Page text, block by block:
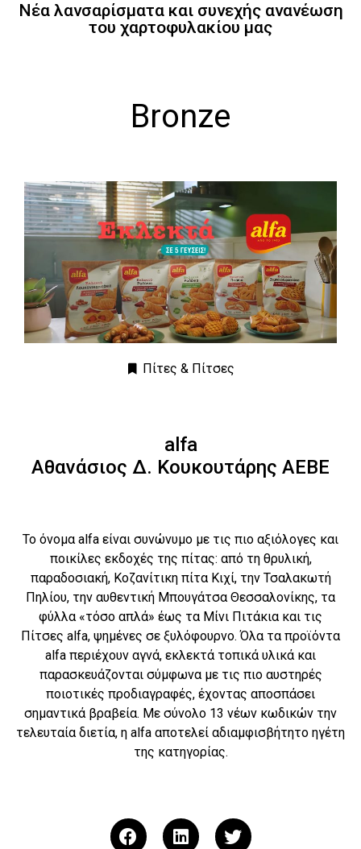
Νέα λανσαρίσματα και συνεχής ανανέωση
του χαρτοφυλακίου μας
Bronze
Πίτες & Πίτσες
alfa
Αθανάσιος Δ. Κουκουτάρης ΑΕΒΕ
To όνομα alfa είναι συνώνυμο με τις πιο αξιόλογες και
ποικίλες εκδοχές της πίτας: από τη θρυλική,
παραδοσιακή, Κοζανίτικη πίτα Κιχί, την Τσαλακωτή
Πηλίου, την αυθεντική Μπουγάτσα Θεσσαλονίκης, τα
φύλλα «τόσο απλά» έως τα Μίνι Πιτάκια και τις
Πίτσες alfa, ψημένες σε ξυλόφουρνο. Όλα τα προϊόντα
alfa περιέχουν αγνά, εκλεκτά τοπικά υλικά και
παρασκευάζονται σύμφωνα με τις πιο αυστηρές
ποιοτικές προδιαγραφές, έχοντας αποσπάσει
σημαντικά βραβεία. Με σύνολο 13 νέων κωδικών την
τελευταία διετία, η alfa αποτελεί αδιαμφισβήτητο ηγέτη
της κατηγορίας.